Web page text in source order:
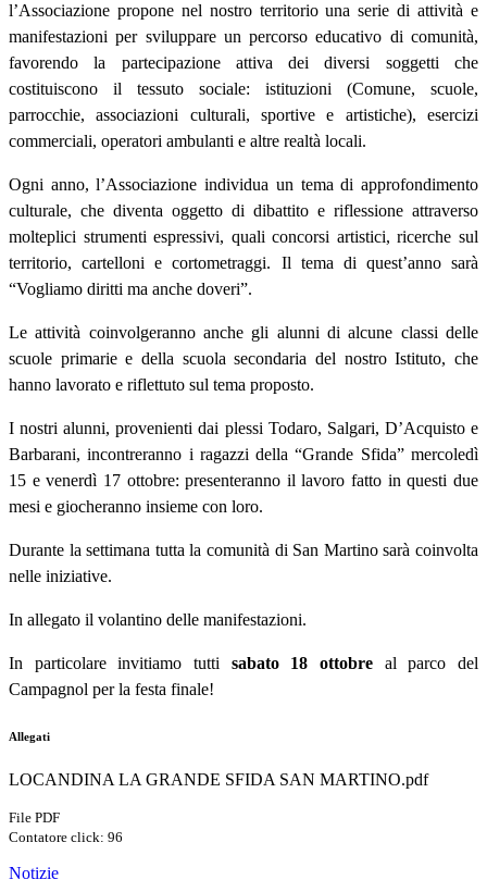
l’Associazione propone nel nostro territorio una serie di attività e
manifestazioni per sviluppare un percorso educativo di comunità,
favorendo la partecipazione attiva dei diversi soggetti che
costituiscono il tessuto sociale: istituzioni (Comune, scuole,
parrocchie, associazioni culturali, sportive e artistiche), esercizi
commerciali, operatori ambulanti e altre realtà locali.
Ogni anno, l’Associazione individua un tema di approfondimento
culturale, che diventa oggetto di dibattito e riflessione attraverso
molteplici strumenti espressivi, quali concorsi artistici, ricerche sul
territorio, cartelloni e cortometraggi. Il tema di quest’anno sarà
“Vogliamo diritti ma anche doveri”.
Le attività coinvolgeranno anche gli alunni di alcune classi delle
scuole primarie e della scuola secondaria del nostro Istituto, che
hanno lavorato e riflettuto sul tema proposto.
I nostri alunni, provenienti dai plessi Todaro, Salgari, D’Acquisto e
Barbarani, incontreranno i ragazzi della “Grande Sfida” mercoledì
15 e venerdì 17 ottobre: presenteranno il lavoro fatto in questi due
mesi e giocheranno insieme con loro.
Durante la settimana tutta la comunità di San Martino sarà coinvolta
nelle iniziative.
In allegato il volantino delle manifestazioni.
In particolare invitiamo tutti sabato 18 ottobre al parco del
Campagnol per la festa finale!
Allegati
LOCANDINA LA GRANDE SFIDA SAN MARTINO.pdf
File PDF
Contatore click: 96
Notizie